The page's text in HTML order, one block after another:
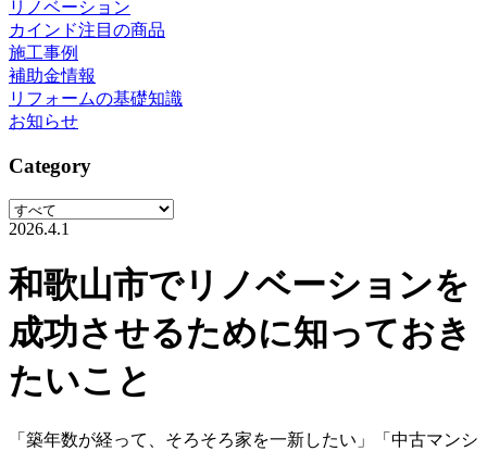
リノベーション
カインド注目の商品
施工事例
補助金情報
リフォームの基礎知識
お知らせ
Category
2026.4.1
和歌山市でリノベーションを
成功させるために知っておき
たいこと
「築年数が経って、そろそろ家を一新したい」「中古マンシ